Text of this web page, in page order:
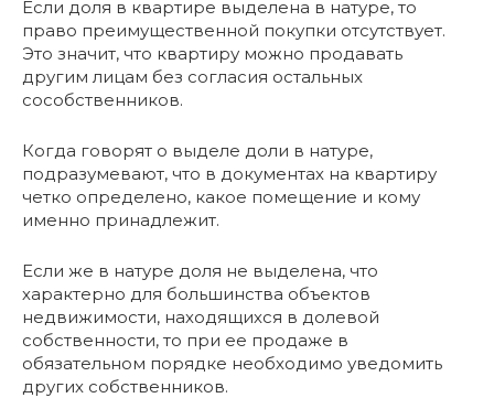
Если доля в квартире выделена в натуре, то
право преимущественной покупки отсутствует.
Это значит, что квартиру можно продавать
другим лицам без согласия остальных
сособственников.
Когда говорят о выделе доли в натуре,
подразумевают, что в документах на квартиру
четко определено, какое помещение и кому
именно принадлежит.
Если же в натуре доля не выделена, что
характерно для большинства объектов
недвижимости, находящихся в долевой
собственности, то при ее продаже в
обязательном порядке необходимо уведомить
других собственников.